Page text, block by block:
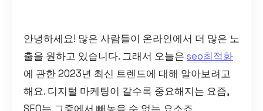
안녕하세요! 많은 사람들이 온라인에서 더 많은 노
출을 원하고 있습니다. 그래서 오늘은 seo최적화
에 관한 2023년 최신 트렌드에 대해 알아보려고
해요. 디지털 마케팅이 갈수록 중요해지는 요즘,